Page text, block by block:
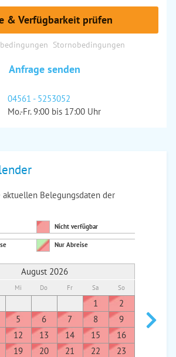
& Verfügbarkeit prüfen
Stornobedingungen
Anfrage senden
04561 - 5253052
Mo.-Fr. 9:00 bis 17:00 Uhr
aktuellen Belegungsdaten der
Nicht verfügbar
Nur Abreise
August 2026
Mi Do Fr Sa So
1
2
5 6 7 8
9
12 13 14 15
16
19 20 21 22
23
7